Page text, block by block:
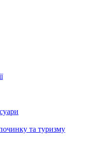
та туризму